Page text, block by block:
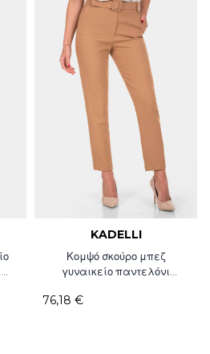
KADELLI
Κομψό σκούρο μπεζ
γυναικείο παντελόνι
76,18 €